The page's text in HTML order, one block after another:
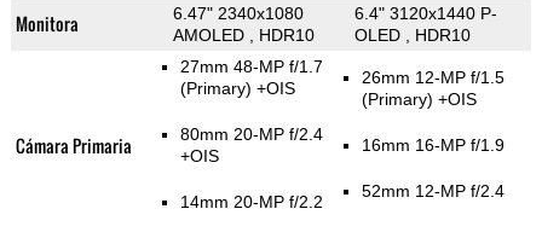
Monitora
6.47" 2340x1080
AMOLED , HDR10
6.4" 3120x1440 P-
OLED , HDR10
Cámara Primaria
27mm 48-MP f/1.7
(Primary) +OIS
80mm 20-MP f/2.4
+OIS
14mm 20-MP f/2.2
26mm 12-MP f/1.5
(Primary) +OIS
16mm 16-MP f/1.9
52mm 12-MP f/2.4